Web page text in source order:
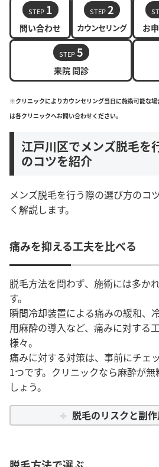
STEP 1
問い合わせ
STEP 2
カウンセリング お
STEP 5
来院 問診
※クリニックによりカウンセリング当日に施術可能な
は各クリニックへお問い合わせください。
江戸川区でメンズ脱毛を
のコツを紹介
メンズ脱毛を行う際の選び方のコ
く解説します。
痛みを抑える工夫を比べる
脱毛方法を問わず、施術には多か
す。
瞬間冷却装置による痛みの緩和、
用麻酔の導入など、痛みに対する
様々。
痛みに対する対策は、事前にチェ
1つです。クリニックなら麻酔が
しょう。
脱毛のリスクと副